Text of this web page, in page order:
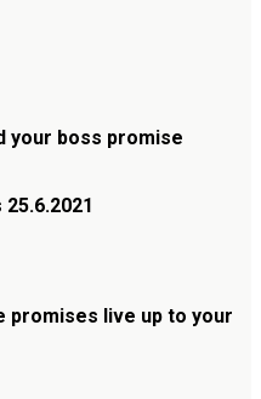
your boss promise
promises live up to your